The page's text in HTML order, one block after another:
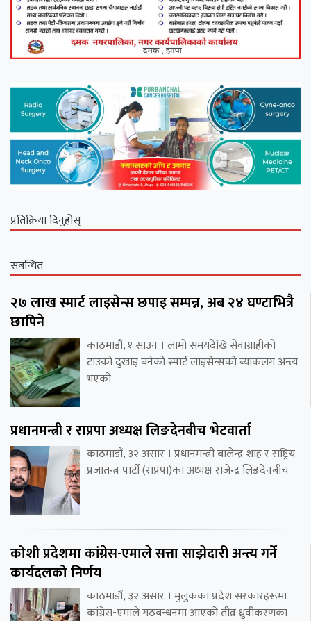
प्रतिक्रिया दिनुहोस्
संबन्धित
२७ लाख स्मार्ट लाइसेन्स छपाइ सम्पन्न, अब २४ घण्टाभित्रै
छापिने
काठमाडौं, १ साउन । लामो समयदेखि सेवाग्राहीको
टाउको दुखाइ बनेको स्मार्ट लाइसेन्सको ब्याकलग अन्त्य
भएको
प्रधानमन्त्री र राप्रपा अध्यक्ष लिङदेनबीच भेटवार्ता
काठमाडौं, ३२ असार । प्रधानमन्त्री बालेन्द्र शाह र राष्ट्रिय
प्रजातन्त्र पार्टी (राप्रपा)का अध्यक्ष राजेन्द्र लिङदेनबीच
कोशी प्रदेशमा कांग्रेस-एमाले सत्ता साझेदारी अन्त्य गर्ने
कार्यदलको निर्णय
काठमाडौं, ३२ असार । मुलुकका प्रदेश सरकारहरूमा
कांग्रेस-एमाले गठबन्धनमा आएको तीव्र ध्रुवीकरणका